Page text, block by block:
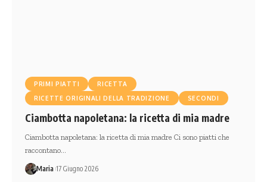
PRIMI PIATTI
RICETTA
RICETTE ORIGINALI DELLA TRADIZIONE
SECONDI
Ciambotta napoletana: la ricetta di mia madre
Ciambotta napoletana: la ricetta di mia madre Ci sono piatti che
raccontano…
Maria 17 Giugno 2026